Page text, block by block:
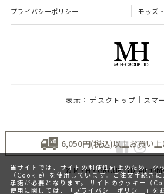
6,050円(税込)以上お買い上
プライバシーポリシー モッズ
© M・H・GROUP LTD. All
デスクトップ スマ
当サイトでは、サイトの利便性向上のため、ク
（Cookie）を使用しています。ご注文手続き
承諾が必要となります。 サイトのクッキー（
使用に関しては、「プライバシーポリシー 」を